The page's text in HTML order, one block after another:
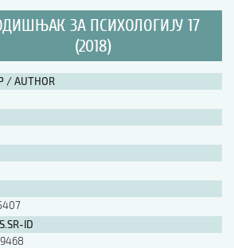
ЗА ПСИХОЛОГИЈУ 17
(2018)
/ AUTHOR
ID